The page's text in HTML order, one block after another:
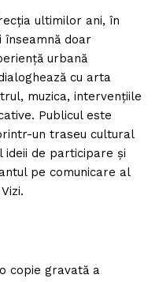
ultimilor ani, în
înseamnă doar
urbană
cu arta
muzica, intervenţiile
Publicul este
un traseu cultural
ideii de participare şi
pe comunicare al
copie gravată a